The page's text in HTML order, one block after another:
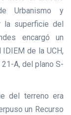
Urbanismo y
la superficie del
encargó un
de la UCH,
A, del plano S-
del terreno era
un Recurso